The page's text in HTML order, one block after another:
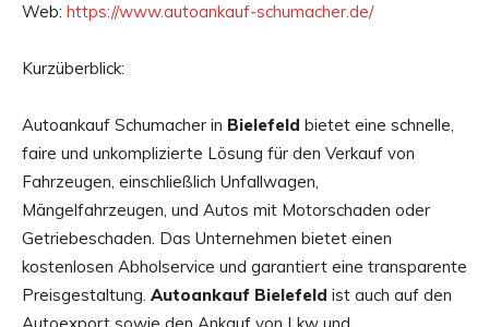
Web: https://www.autoankauf-schumacher.de/
Kurzüberblick:
Autoankauf Schumacher in Bielefeld bietet eine schnelle,
faire und unkomplizierte Lösung für den Verkauf von
Fahrzeugen, einschließlich Unfallwagen,
Mängelfahrzeugen, und Autos mit Motorschaden oder
Getriebeschaden. Das Unternehmen bietet einen
kostenlosen Abholservice und garantiert eine transparente
Preisgestaltung. Autoankauf Bielefeld ist auch auf den